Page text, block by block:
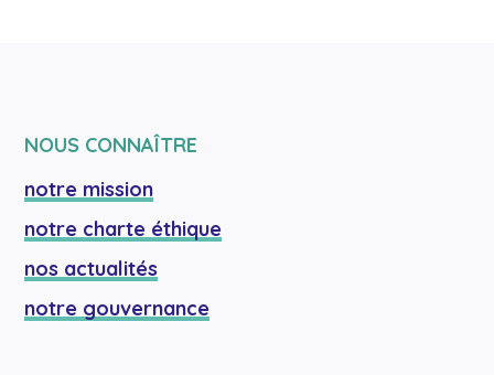
NOUS CONNAÎTRE
notre mission
notre charte éthique
nos actualités
notre gouvernance